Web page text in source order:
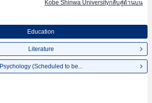
Kobe Shinwa Universityกลับสู่ด้านบน
Education
Literature
Psychology (Scheduled to be...